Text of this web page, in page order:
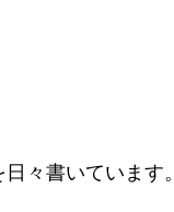
々書いています。